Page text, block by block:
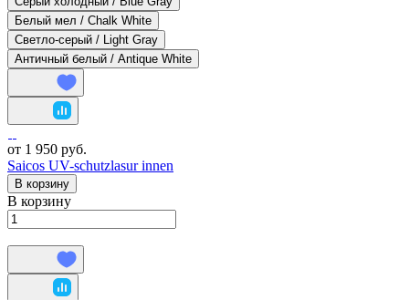
Белый мел / Chalk White
Светло-серый / Light Gray
Античный белый / Antique White
от 1 950 руб.
Saicos UV-schutzlasur innen
В корзину
В корзину